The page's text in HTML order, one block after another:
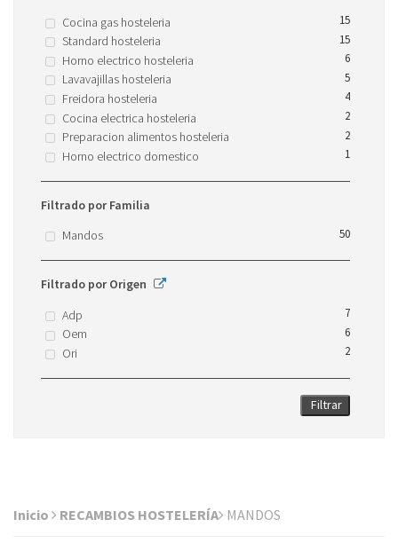
Cocina gas hosteleria
15
Standard hosteleria 15
Horno electrico hosteleria 6
Lavavajillas hosteleria 5
Freidora hosteleria 4
Cocina electrica hosteleria 2
Preparacion alimentos hosteleria 2
Horno electrico domestico 1
Filtrado por Familia
Mandos
50
Filtrado por Origen
Adp
7
Oem 6
Ori 2
Filtrar
Inicio RECAMBIOS HOSTELERÍA MANDOS